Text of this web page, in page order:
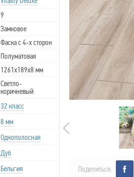
9
Замковое
Фаска с 4-х сторон
Полуматовая
1261х189х8 мм
Светло-
коричневый
32 класс
8 мм
Однополосная
Дуб
Бельгия Поделиться: